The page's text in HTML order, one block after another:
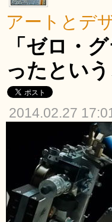
アートとデ
「ゼロ・
ったとい
2014.02.27